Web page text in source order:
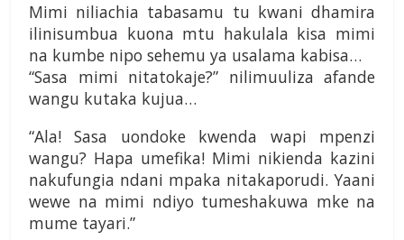
Mimi niliachia tabasamu tu kwani dhamira
ilinisumbua kuona mtu hakulala kisa mimi
na kumbe nipo sehemu ya usalama kabisa…
“Sasa mimi nitatokaje?” nilimuuliza afande
wangu kutaka kujua…
“Ala! Sasa uondoke kwenda wapi mpenzi
wangu? Hapa umefika! Mimi nikienda kazini
nakufungia ndani mpaka nitakaporudi. Yaani
wewe na mimi ndiyo tumeshakuwa mke na
mume tayari.”